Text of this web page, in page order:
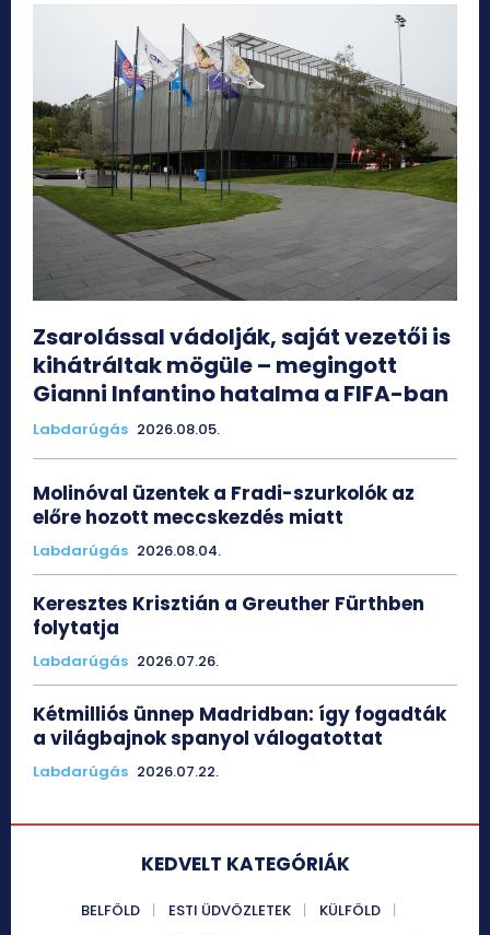
Zsarolással vádolják, saját vezetői is
kihátráltak mögüle – megingott
Gianni Infantino hatalma a FIFA-ban
Labdarúgás 2026.08.05.
Molinóval üzentek a Fradi-szurkolók az
előre hozott meccskezdés miatt
Labdarúgás 2026.08.04.
Keresztes Krisztián a Greuther Fürthben
folytatja
Labdarúgás 2026.07.26.
Kétmilliós ünnep Madridban: így fogadták
a világbajnok spanyol válogatottat
Labdarúgás 2026.07.22.
KEDVELT KATEGÓRIÁK
BELFÖLD ESTI ÜDVÖZLETEK
KÜLFÖLD